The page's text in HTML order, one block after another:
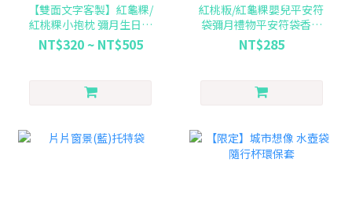
【雙面文字客製】紅龜粿/
紅桃粿小抱枕 彌月生日禮
物入厝婚宴抓周道具 聖誕
節交換禮物
NT$320 ~ NT$505
紅桃粄/紅龜粿嬰兒平安符
袋彌月禮物平安符袋香火
袋護身符籤詩袋
NT$285